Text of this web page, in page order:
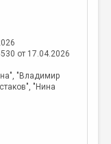
от 17.04.2026
"Владимир
"Нина